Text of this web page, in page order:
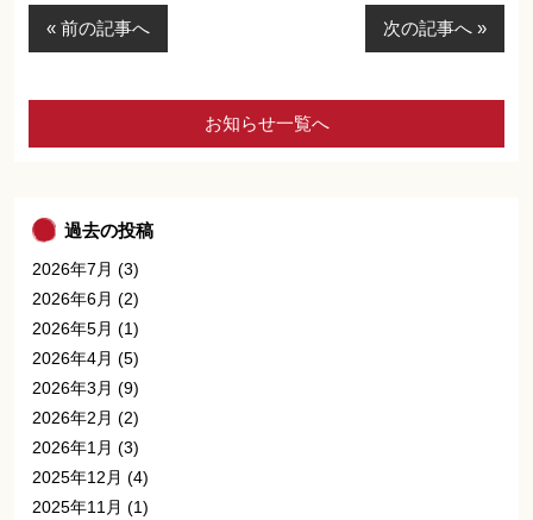
« 前の記事へ 次の記事へ »
お知らせ一覧へ
過去の投稿
2026年7月 (3)
2026年6月 (2)
2026年5月 (1)
2026年4月 (5)
2026年3月 (9)
2026年2月 (2)
2026年1月 (3)
2025年12月 (4)
2025年11月 (1)